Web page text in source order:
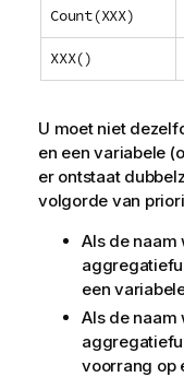
Count(XXX)
XXX()
U moet niet
en een variabele
er ontstaat
volgorde van
Als de naam
een
Als de naam
voorrang op